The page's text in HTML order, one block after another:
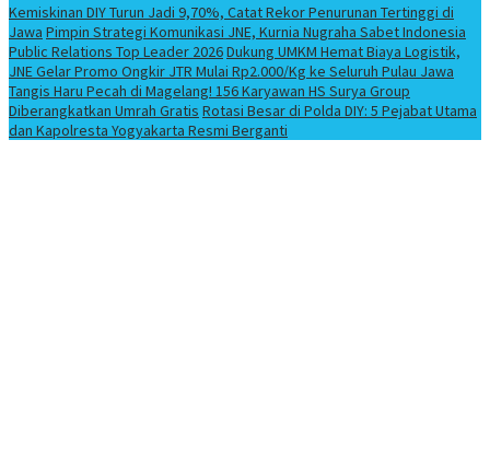
Kemiskinan DIY Turun Jadi 9,70%, Catat Rekor Penurunan Tertinggi di
Jawa Pimpin Strategi Komunikasi JNE, Kurnia Nugraha Sabet Indonesia
Public Relations Top Leader 2026Dukung UMKM Hemat Biaya Logistik,
JNE Gelar Promo Ongkir JTR Mulai Rp2.000/Kg ke Seluruh Pulau Jawa
Tangis Haru Pecah di Magelang! 156 Karyawan HS Surya Group
Diberangkatkan Umrah Gratis Rotasi Besar di Polda DIY: 5 Pejabat Utama
dan Kapolresta Yogyakarta Resmi Berganti